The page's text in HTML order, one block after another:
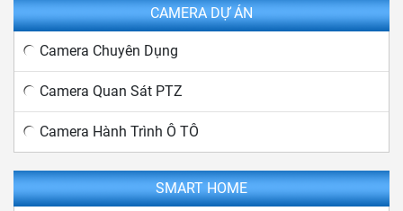
CAMERA DỰ ÁN
Camera Chuyên Dụng
Camera Quan Sát PTZ
Camera Hành Trình Ô TÔ
SMART HOME